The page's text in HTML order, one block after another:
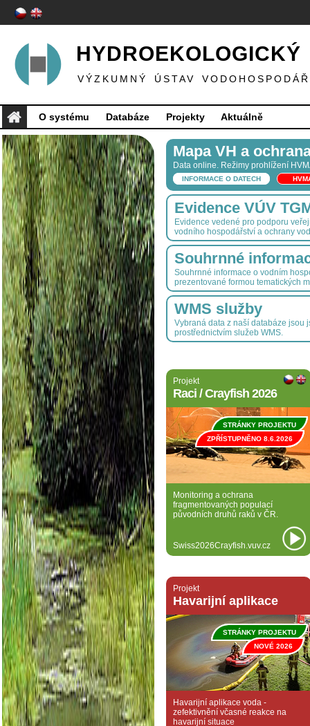
VÝZKUMNÝ ÚSTAV
O systému Databáze Projekty Aktuálně